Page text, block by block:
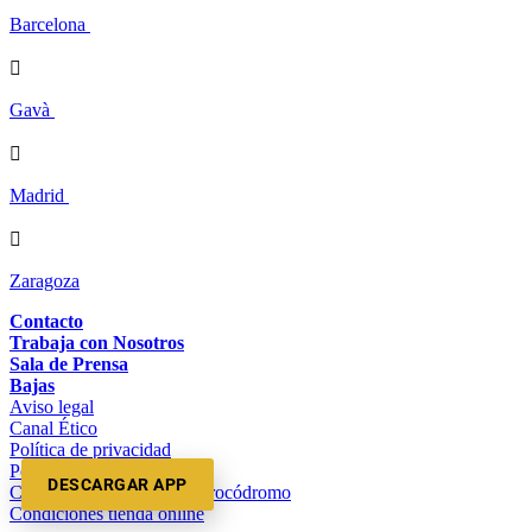
Barcelona

Gavà

Madrid

Zaragoza
Contacto
Trabaja con Nosotros
Sala de Prensa
Bajas
Aviso legal
Canal Ético
Política de privacidad
Política de cookies
Condiciones y normas del rocódromo
Condiciones tienda online
DESCARGAR APP